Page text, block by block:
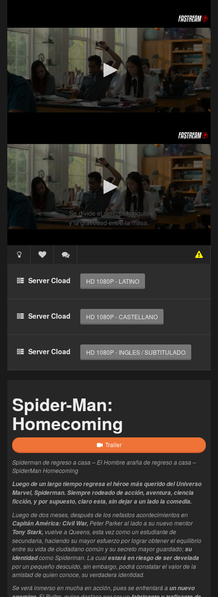
Acceso Requerido
Haz clic 3 veces en el botón para desbloquear este
reproductor
Clic 1 - Abrir primer enlace
Clics: 0/3
El acceso expira en 1 hora
Acceso Requerido
Haz clic 3 veces en el botón para desbloquear este
reproductor
Clic 1 - Abrir primer enlace
Clics: 0/3
El acceso expira en 1 hora
Haz clic 3 veces en el botón para desbloquear este
reproductor
Clic 1 - Abrir primer enlace
El acceso expira en 1 hora
Server Cload HD 1080P - LATINO
Server Cload HD 1080P - CASTELLANO
Server Cload HD 1080P - INGLES / SUBTITULADO
Spider-Man:
Homecoming
Trailer
Spiderman de regreso a casa – El Hombre araña de regreso a casa –
SpiderMan Homecoming
Luego de un largo tiempo regresa el héroe más querido del Universo
Marvel, Spiderman. Siempre rodeado de acción, aventura, ciencia
ficción, y por supuesto, claro esta, sin dejar a un lado la comedia.
Luego de dos meses, después de los nefastos acontecimientos en
CapitánAmérica: Civil War,Peter Parker al lado a su nuevo mentor
Tony Stark, vuelve a Queens, esta vez como un estudiante de
secundaria, haciendo su mayor esfuerzo por lograr obtener el equilibrio
entre su vida de ciudadano común y su secreto mayor guardado;su
identidadcomo Spiderman. La cualestará en riesgo de ser develada
por un pequeño descuido, sin embargo, podrá constatar el valor de la
amistad de quien conoce, su verdadera identidad.
Se verá inmerso en mucha en acción, pues se enfrentará a un nuevo